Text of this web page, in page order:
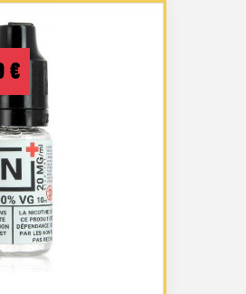
€ Plage
de
prix :
8,99 €
à
9,29 €